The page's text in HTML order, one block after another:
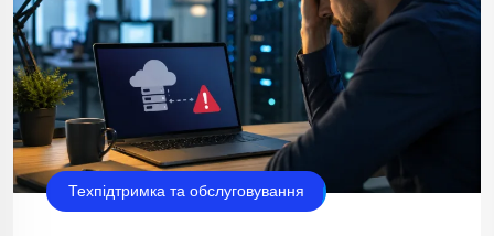
Техпідтримка та обслуговування